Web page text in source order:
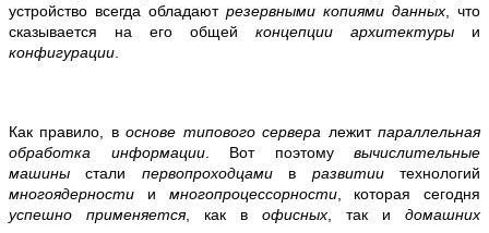
устройство всегда обладают резервными копиями данных , что
сказывается на его общей концепции архитектуры и
конфигурации
Как правило, воснове типового сервера лежитпараллельная
обработка информации. Вот поэтому вычислительные
машиныстали первопроходцами в развитиитехнологий
многоядерности и многопроцессорности, которая сегодня
успешно применяется, как в офисных , так и домашних